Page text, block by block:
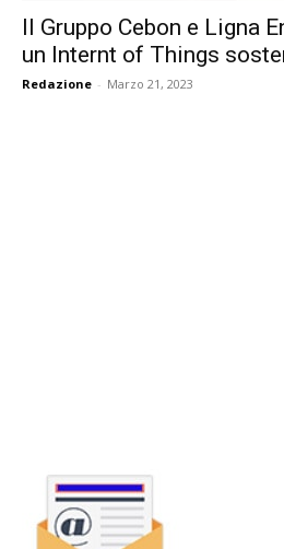
Il Gruppo Cebon e Ligna
un Internt of Things
Redazione - Marzo 21, 2023